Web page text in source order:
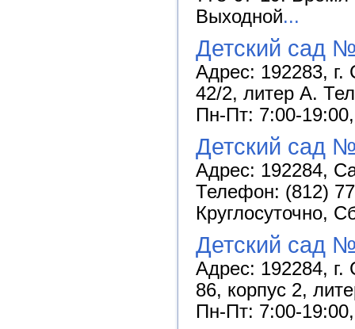
Выходной...
Детский сад
Адрес: 192283, г.
42/2, литер А.
Пн-Пт: 7:00-
Детский сад
Адрес: 192284,
Телефон: (812)
Круглосуточно,
Детский сад
Адрес: 192284, г.
86, корпус 2,
Пн-Пт: 7:00-